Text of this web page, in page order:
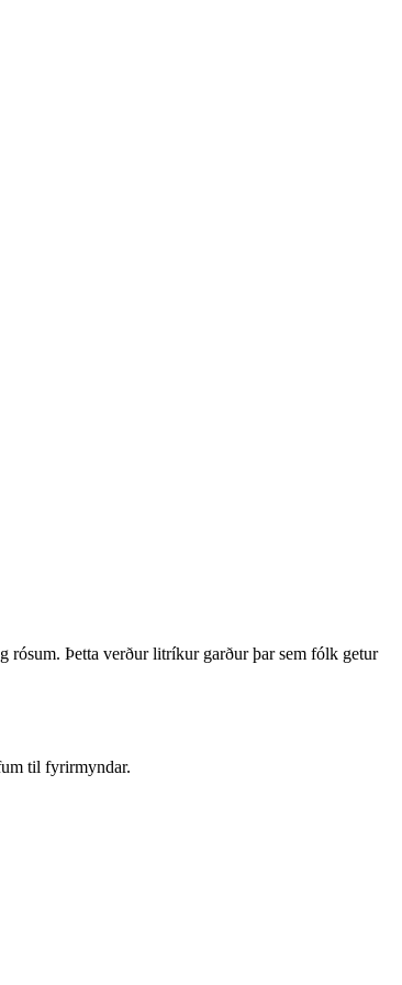
rósum. Þetta verður litríkur garður þar sem fólk getur
til fyrirmyndar.